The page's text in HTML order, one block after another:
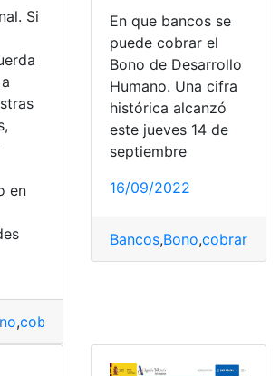
Si
en
,cobrar
En que bancos se
puede cobrar el
Bono de Desarrollo
Humano. Una cifra
histórica alcanzó
este jueves 14 de
septiembre
16/09/2022
Bancos,Bono,cobrar